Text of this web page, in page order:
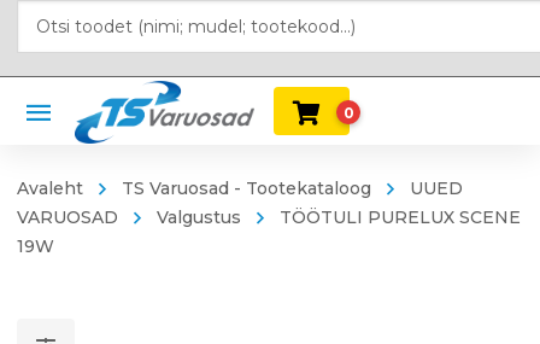
0
Avaleht TS Varuosad - Tootekataloog
UUED
VARUOSAD
Valgustus
TÖÖTULI PURELUX SCENE
19W